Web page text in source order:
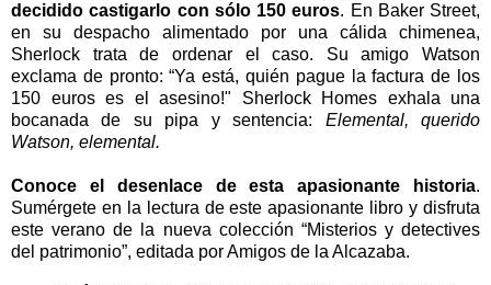
decidido castigarlo con sólo 150 euros. En Baker Street,
en su despacho alimentado por una cálida chimenea,
Sherlock trata de ordenar el caso. Su amigo Watson
exclama de pronto: “Ya está, quién pague la factura de los
150 euros es el asesino!" Sherlock Homes exhala una
bocanada de su pipa y sentencia: Elemental, querido
Watson, elemental.
Conoce el desenlace de esta apasionante historia.
Sumérgete en la lectura de este apasionante libro y disfruta
este verano de la nueva colección “Misterios y detectives
del patrimonio”, editada por Amigos de la Alcazaba.